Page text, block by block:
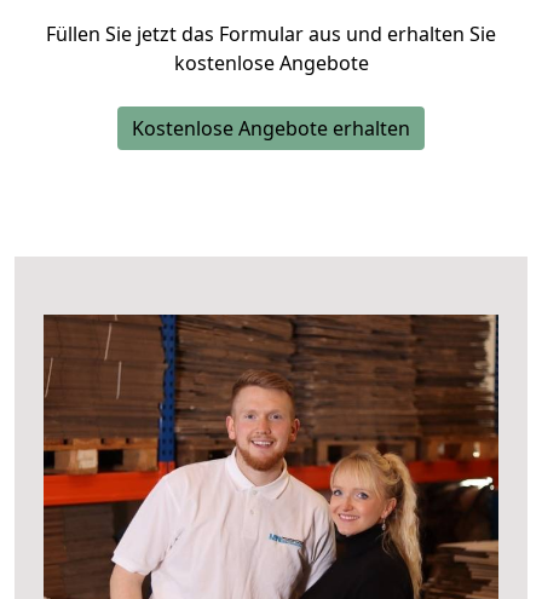
Füllen Sie jetzt das Formular aus und erhalten Sie
kostenlose Angebote
Kostenlose Angebote erhalten